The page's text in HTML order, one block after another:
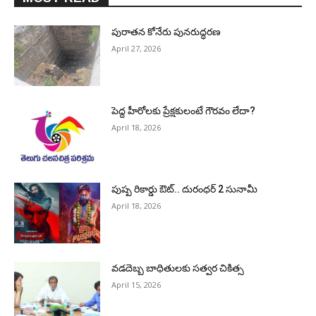
పురాత‌న కోనేరు పున‌రుద్ధ‌ర‌ణ
April 27, 2026
పెద్ద హీరోల‌కు ప్రేక్ష‌కులంటే గౌర‌వం లేదా?
April 18, 2026
పుష్ప రికార్డు ఔట్‌.. దురంధ‌ర్ 2 సునామీ
April 18, 2026
వడదెబ్బ బాధితులకు సత్వర చికిత్స
April 15, 2026